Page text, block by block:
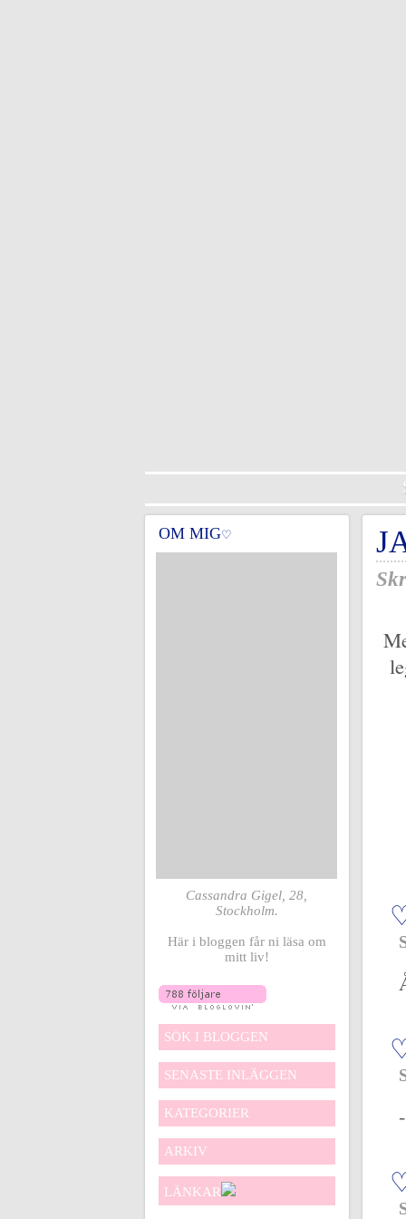
OM MIG♡
Cassandra Gigel, 28,
Stockholm.
Här i bloggen får ni läsa om
mitt liv!
SÖK I BLOGGEN
SENASTE INLÄGGEN
KATEGORIER
ARKIV
LÄNKAR